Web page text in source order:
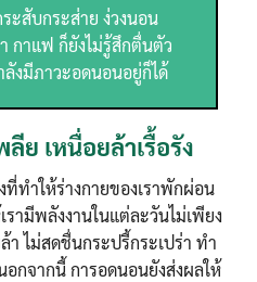
ะสับกระส่าย ง่วงนอน
กาแฟ ก็ยังไม่รู้สึกตื่นตัว
ลังมีภาวะอดนอนอยู่ก็ได้
ย เหนื่อยล้าเรื้อรัง
ทำให้ร่างกายของเราพักผ่อน
ามีพลังงานในแต่ละวันไม่เพียง
ไม่สดชื่นกระปรี้กระเปร่า ทำ
อกจากนี้ การอดนอนยังส่งผลให้